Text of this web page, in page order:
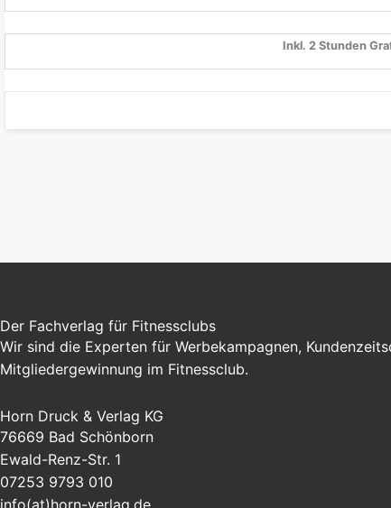
Inkl. 2 Stunden
Der Fachverlag für Fitnessclubs
Wir sind die Experten für Werbekampagnen,
Mitgliedergewinnung im Fitnessclub.
Horn Druck & Verlag KG
76669 Bad Schönborn
Ewald-Renz-Str. 1
07253 9793 010
info(at)horn-verlag.de